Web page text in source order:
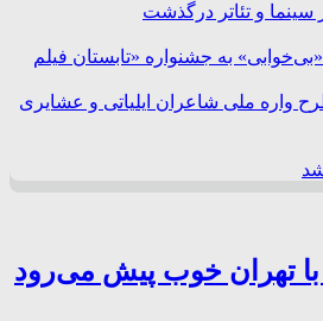
سینما و تئاتر درگذشت
«بی‌خوابی» به جشنواره «تابستان فیلم
واره ملی شاعران ایلیاتی و عشایری
تهران خوب پیش می‌رود